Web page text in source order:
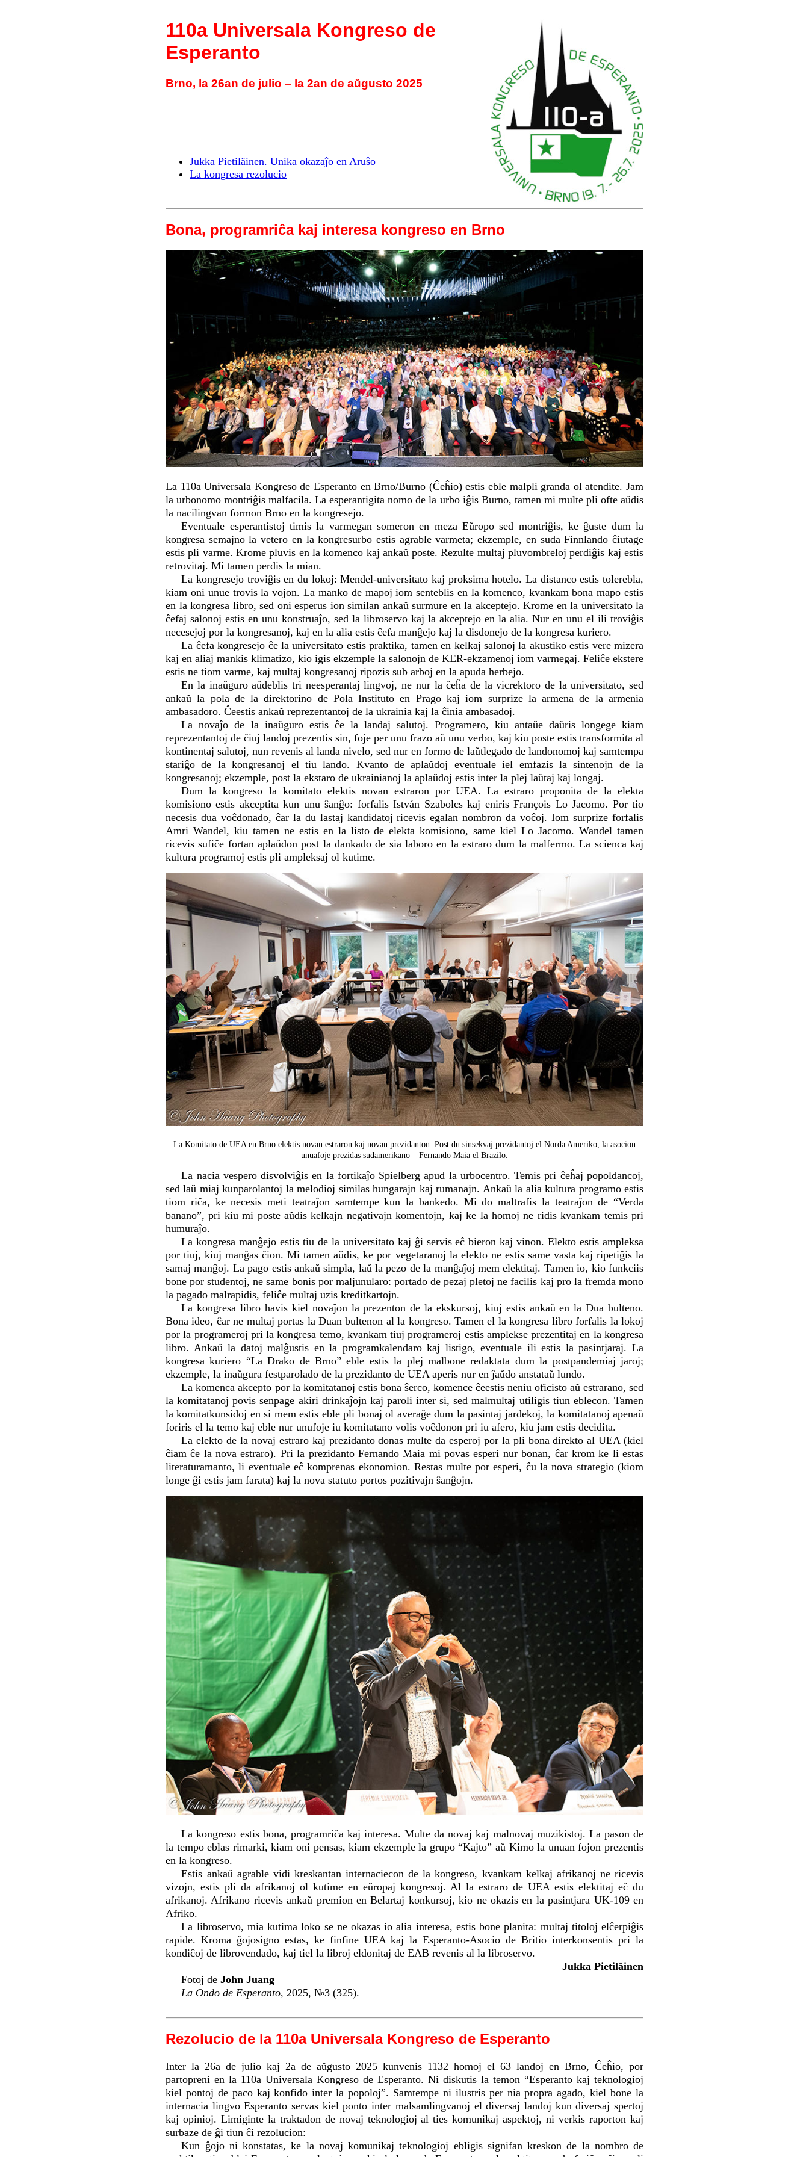
110a Universala Kongreso de
Esperanto
Brno, la 26an de julio – la 2an de aŭgusto 2025
Jukka Pietiläinen. Unika okazaĵo en Aruŝo
La kongresa rezolucio
Bona, programriĉa kaj interesa kongreso en Brno
La 110a Universala Kongreso de Esperanto en Brno/Burno (Ĉeĥio) estis eble malpli granda ol atendite. Jam
la urbonomo montriĝis malfacila. La esperantigita nomo de la urbo iĝis Burno, tamen mi multe pli ofte aŭdis
la nacilingvan formon Brno en la kongresejo.
Eventuale esperantistoj timis la varmegan someron en meza Eŭropo sed montriĝis, ke ĝuste dum la
kongresa semajno la vetero en la kongresurbo estis agrable varmeta; ekzemple, en suda Finnlando ĉiutage
estis pli varme. Krome pluvis en la komenco kaj ankaŭ poste. Rezulte multaj pluvombreloj perdiĝis kaj estis
retrovitaj. Mi tamen perdis la mian.
La kongresejo troviĝis en du lokoj: Mendel-universitato kaj proksima hotelo. La distanco estis tolerebla,
kiam oni unue trovis la vojon. La manko de mapoj iom senteblis en la komenco, kvankam bona mapo estis
en la kongresa libro, sed oni esperus ion similan ankaŭ surmure en la akceptejo. Krome en la universitato la
ĉefaj salonoj estis en unu konstruaĵo, sed la libroservo kaj la akceptejo en la alia. Nur en unu el ili troviĝis
necesejoj por la kongresanoj, kaj en la alia estis ĉefa manĝejo kaj la disdonejo de la kongresa kuriero.
La ĉefa kongresejo ĉe la universitato estis praktika, tamen en kelkaj salonoj la akustiko estis vere mizera
kaj en aliaj mankis klimatizo, kio igis ekzemple la salonojn de KER-ekzamenoj iom varmegaj. Feliĉe ekstere
estis ne tiom varme, kaj multaj kongresanoj ripozis sub arboj en la apuda herbejo.
En la inaŭguro aŭdeblis tri neesperantaj lingvoj, ne nur la ĉeĥa de la vicrektoro de la universitato, sed
ankaŭ la pola de la direktorino de Pola Instituto en Prago kaj iom surprize la armena de la armenia
ambasadoro. Ĉeestis ankaŭ reprezentantoj de la ukrainia kaj la ĉinia ambasadoj.
La novaĵo de la inaŭguro estis ĉe la landaj salutoj. Programero, kiu antaŭe daŭris longege kiam
reprezentantoj de ĉiuj landoj prezentis sin, foje per unu frazo aŭ unu verbo, kaj kiu poste estis transformita al
kontinentaj salutoj, nun revenis al landa nivelo, sed nur en formo de laŭtlegado de landonomoj kaj samtempa
stariĝo de la kongresanoj el tiu lando. Kvanto de aplaŭdoj eventuale iel emfazis la sintenojn de la
kongresanoj; ekzemple, post la ekstaro de ukrainianoj la aplaŭdoj estis inter la plej laŭtaj kaj longaj.
Dum la kongreso la komitato elektis novan estraron por UEA. La estraro proponita de la elekta
komisiono estis akceptita kun unu ŝanĝo: forfalis István Szabolcs kaj eniris François Lo Jacomo. Por tio
necesis dua voĉdonado, ĉar la du lastaj kandidatoj ricevis egalan nombron da voĉoj. Iom surprize forfalis
Amri Wandel, kiu tamen ne estis en la listo de elekta komisiono, same kiel Lo Jacomo. Wandel tamen
ricevis sufiĉe fortan aplaŭdon post la dankado de sia laboro en la estraro dum la malfermo. La scienca kaj
kultura programoj estis pli ampleksaj ol kutime.
La Komitato de UEA en Brno elektis novan estraron kaj novan prezidanton. Post du sinsekvaj prezidantoj el Norda Ameriko, la asocion
unuafoje prezidas sudamerikano – Fernando Maia el Brazilo.
La nacia vespero disvolviĝis en la fortikaĵo Spielberg apud la urbocentro. Temis pri ĉeĥaj popoldancoj,
sed laŭ miaj kunparolantoj la melodioj similas hungarajn kaj rumanajn. Ankaŭ la alia kultura programo estis
tiom riĉa, ke necesis meti teatraĵon samtempe kun la bankedo. Mi do maltrafis la teatraĵon de “Verda
banano”, pri kiu mi poste aŭdis kelkajn negativajn komentojn, kaj ke la homoj ne ridis kvankam temis pri
humuraĵo.
La kongresa manĝejo estis tiu de la universitato kaj ĝi servis eĉ bieron kaj vinon. Elekto estis ampleksa
por tiuj, kiuj manĝas ĉion. Mi tamen aŭdis, ke por vegetaranoj la elekto ne estis same vasta kaj ripetiĝis la
samaj manĝoj. La pago estis ankaŭ simpla, laŭ la pezo de la manĝaĵoj mem elektitaj. Tamen io, kio funkciis
bone por studentoj, ne same bonis por maljunularo: portado de pezaj pletoj ne facilis kaj pro la fremda mono
la pagado malrapidis, feliĉe multaj uzis kreditkartojn.
La kongresa libro havis kiel novaĵon la prezenton de la ekskursoj, kiuj estis ankaŭ en la Dua bulteno.
Bona ideo, ĉar ne multaj portas la Duan bultenon al la kongreso. Tamen el la kongresa libro forfalis la lokoj
por la programeroj pri la kongresa temo, kvankam tiuj programeroj estis amplekse prezentitaj en la kongresa
libro. Ankaŭ la datoj malĝustis en la programkalendaro kaj listigo, eventuale ili estis la pasintjaraj. La
kongresa kuriero “La Drako de Brno” eble estis la plej malbone redaktata dum la postpandemiaj jaroj;
ekzemple, la inaŭgura festparolado de la prezidanto de UEA aperis nur en ĵaŭdo anstataŭ lundo.
La komenca akcepto por la komitatanoj estis bona ŝerco, komence ĉeestis neniu oficisto aŭ estrarano, sed
la komitatanoj povis senpage akiri drinkaĵojn kaj paroli inter si, sed malmultaj utiligis tiun eblecon. Tamen
la komitatkunsidoj en si mem estis eble pli bonaj ol averaĝe dum la pasintaj jardekoj, la komitatanoj apenaŭ
foriris el la temo kaj eble nur unufoje iu komitatano volis voĉdonon pri iu afero, kiu jam estis decidita.
La elekto de la novaj estraro kaj prezidanto donas multe da esperoj por la pli bona direkto al UEA (kiel
ĉiam ĉe la nova estraro). Pri la prezidanto Fernando Maia mi povas esperi nur bonan, ĉar krom ke li estas
literaturamanto, li eventuale eĉ komprenas ekonomion. Restas multe por esperi, ĉu la nova strategio (kiom
longe ĝi estis jam farata) kaj la nova statuto portos pozitivajn ŝanĝojn.
La kongreso estis bona, programriĉa kaj interesa. Multe da novaj kaj malnovaj muzikistoj. La pason de
la tempo eblas rimarki, kiam oni pensas, kiam ekzemple la grupo “Kajto” aŭ Kimo la unuan fojon prezentis
en la kongreso.
Estis ankaŭ agrable vidi kreskantan internaciecon de la kongreso, kvankam kelkaj afrikanoj ne ricevis
vizojn, estis pli da afrikanoj ol kutime en eŭropaj kongresoj. Al la estraro de UEA estis elektitaj eĉ du
afrikanoj. Afrikano ricevis ankaŭ premion en Belartaj konkursoj, kio ne okazis en la pasintjara UK-109 en
Afriko.
La libroservo, mia kutima loko se ne okazas io alia interesa, estis bone planita: multaj titoloj elĉerpiĝis
rapide. Kroma ĝojosigno estas, ke finfine UEA kaj la Esperanto-Asocio de Britio interkonsentis pri la
kondiĉoj de librovendado, kaj tiel la libroj eldonitaj de EAB revenis al la libroservo.
Jukka Pietiläinen
Fotoj deJohn Juang
La Ondo de Esperanto, 2025, №3 (325).
Rezolucio de la 110a Universala Kongreso de Esperanto
Inter la 26a de julio kaj 2a de aŭgusto 2025 kunvenis 1132 homoj el 63 landoj en Brno, Ĉeĥio, por
partopreni en la 110a Universala Kongreso de Esperanto. Ni diskutis la temon “Esperanto kaj teknologioj
kiel pontoj de paco kaj konfido inter la popoloj”. Samtempe ni ilustris per nia propra agado, kiel bone la
internacia lingvo Esperanto servas kiel ponto inter malsamlingvanoj el diversaj landoj kun diversaj spertoj
kaj opinioj. Limiginte la traktadon de novaj teknologioj al ties komunikaj aspektoj, ni verkis raporton kaj
surbaze de ĝi tiun ĉi rezolucion:
Kun ĝojo ni konstatas, ke la novaj komunikaj teknologioj ebligis signifan kreskon de la nombro de